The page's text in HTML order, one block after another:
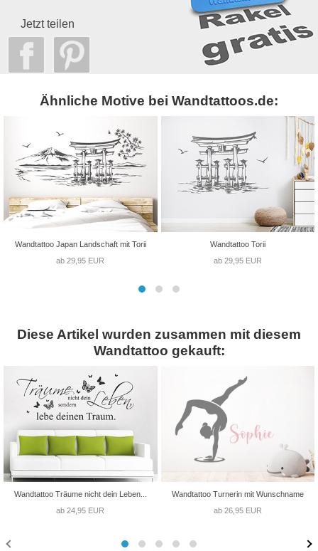
Jetzt teilen
Ähnliche Motive bei Wandtattoos.de:
Wandtattoo Japan Landschaft mit Torii
ab 29,95 EUR
Wandtattoo Torii
ab 29,95 EUR
Diese Artikel wurden zusammen mit diesem
Wandtattoo gekauft:
Wandtattoo Träume nicht dein Leben...
ab 24,95 EUR
Wandtattoo Turnerin mit Wunschname
ab 26,95 EUR